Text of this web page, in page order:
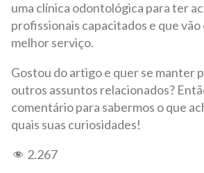
uma clínica odontológica para ter
profissionais capacitados e que
melhor serviço.
Gostou do artigo e quer se manter
outros assuntos relacionados?
comentário para sabermos o que
quais suas curiosidades!
2.267